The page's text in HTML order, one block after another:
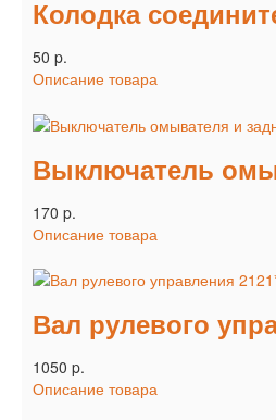
Колодка
50 p.
Описание товара
Выключатель
170 p.
Описание товара
Вал рулевого
1050 p.
Описание товара